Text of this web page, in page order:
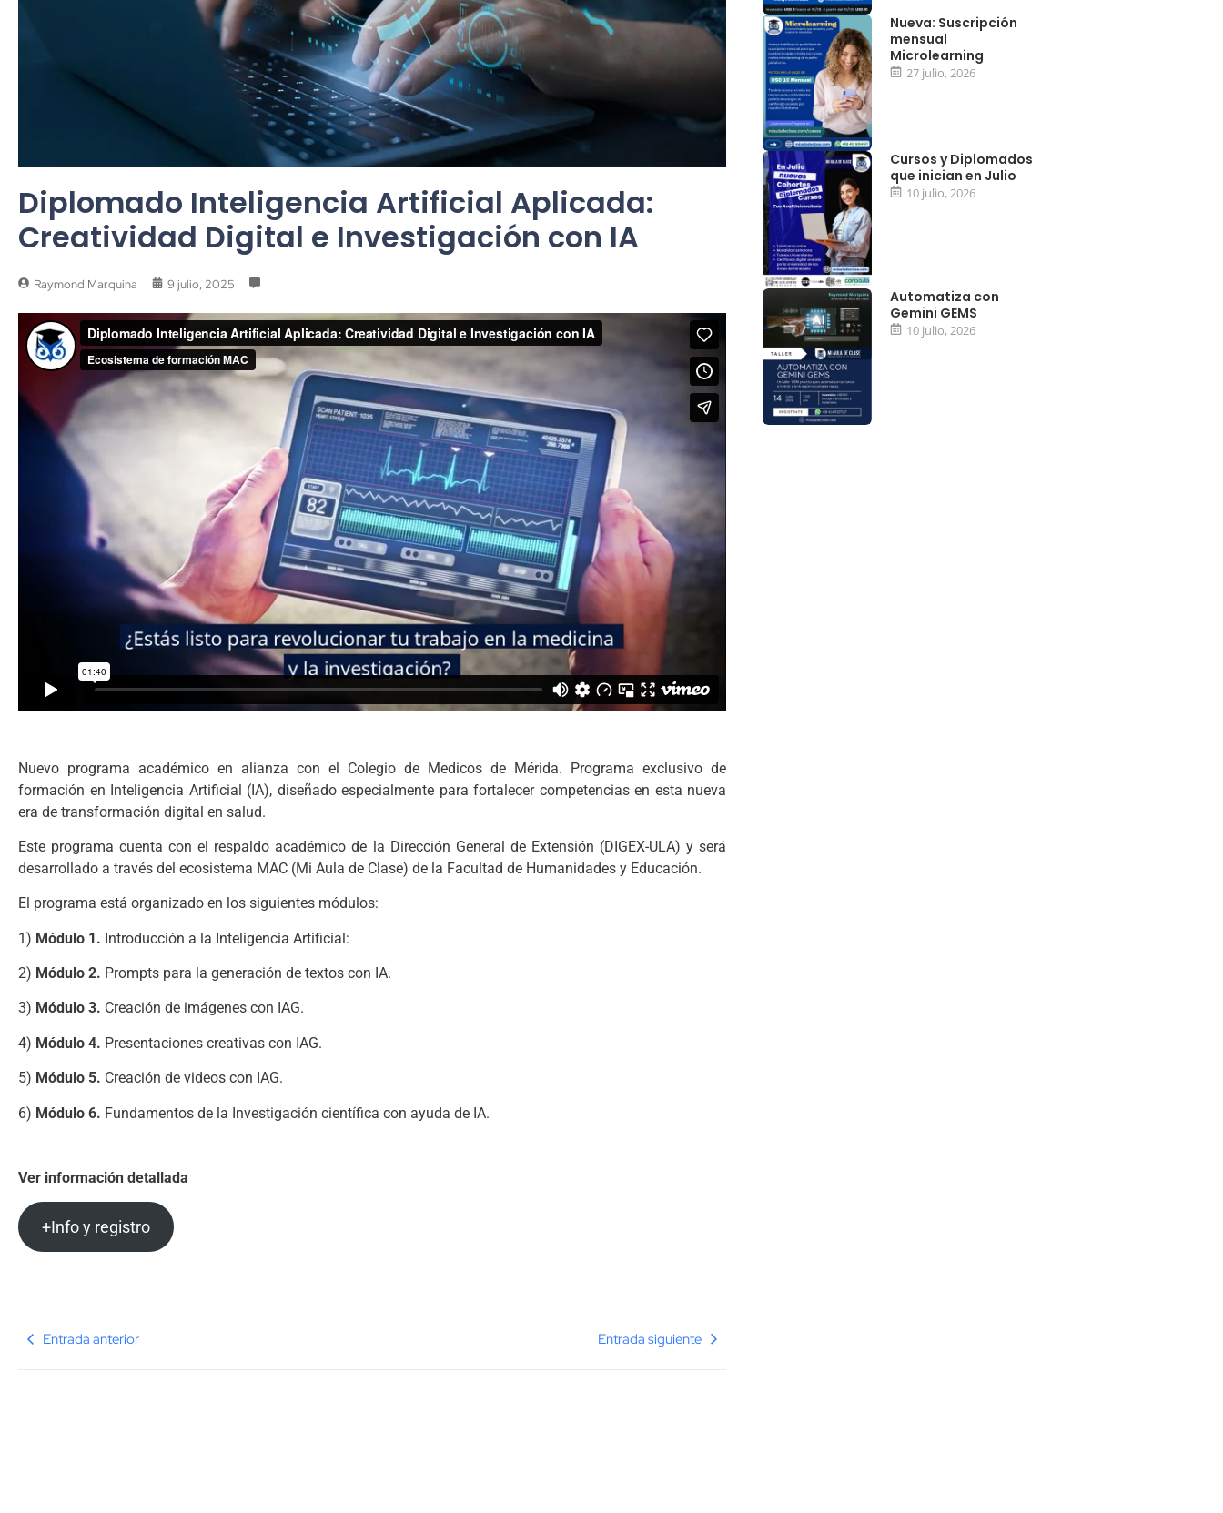
Diplomado Inteligencia Artificial Aplicada:
Creatividad Digital e Investigación con IA
Raymond Marquina 9 julio, 2025
Nuevo programa académico en alianza con el Colegio de Medicos de Mérida. Programa exclusivo de
formación en Inteligencia Artificial (IA), diseñado especialmente para fortalecer competencias en esta nueva
era de transformación digital en salud.
Este programa cuenta con el respaldo académico de la Dirección General de Extensión (DIGEX-ULA) y será
desarrollado a través del ecosistema MAC (Mi Aula de Clase) de la Facultad de Humanidades y Educación.
El programa está organizado en los siguientes módulos:
1) Módulo 1. Introducción a la Inteligencia Artificial:
2) Módulo 2. Prompts para la generación de textos con IA.
3) Módulo 3. Creación de imágenes con IAG.
4) Módulo 4. Presentaciones creativas con IAG.
5) Módulo 5. Creación de videos con IAG.
6) Módulo 6. Fundamentos de la Investigación científica con ayuda de IA.
Ver información detallada
+Info y registro
Entrada anterior Entrada siguiente
Nueva: Suscripción
mensual
Microlearning
27 julio, 2026
Cursos y Diplomados
que inician en Julio
10 julio, 2026
Automatiza con
Gemini GEMS
10 julio, 2026